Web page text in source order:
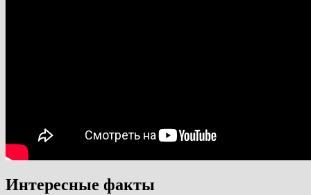
Интересные факты